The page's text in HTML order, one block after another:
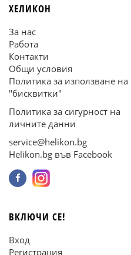
ХЕЛИКОН
За нас
Работа
Контакти
Общи условия
Политика за използване на
"бисквитки"
Политика за сигурност на
личните данни
service@helikon.bg
Helikon.bg във Facebook
ВКЛЮЧИ СЕ!
Вход
Регистрация